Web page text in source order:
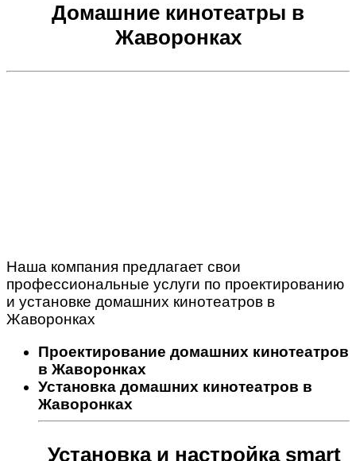
Домашние кинотеатры в
Жаворонках
Наша компания предлагает свои
профессиональные услуги по проектированию
и установке домашних кинотеатров в
Жаворонках
Проектирование домашних кинотеатров
в Жаворонках
Установка домашних кинотеатров в
Жаворонках
Установка и настройка smart